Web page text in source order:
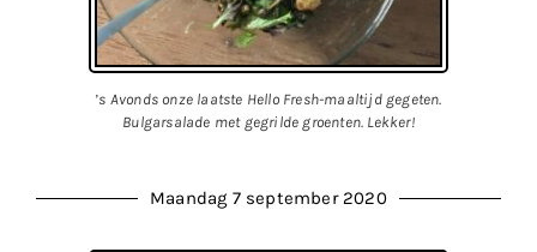
’s Avonds onze laatste Hello Fresh-maaltijd gegeten.
Bulgarsalade met gegrilde groenten. Lekker!
Maandag 7 september 2020